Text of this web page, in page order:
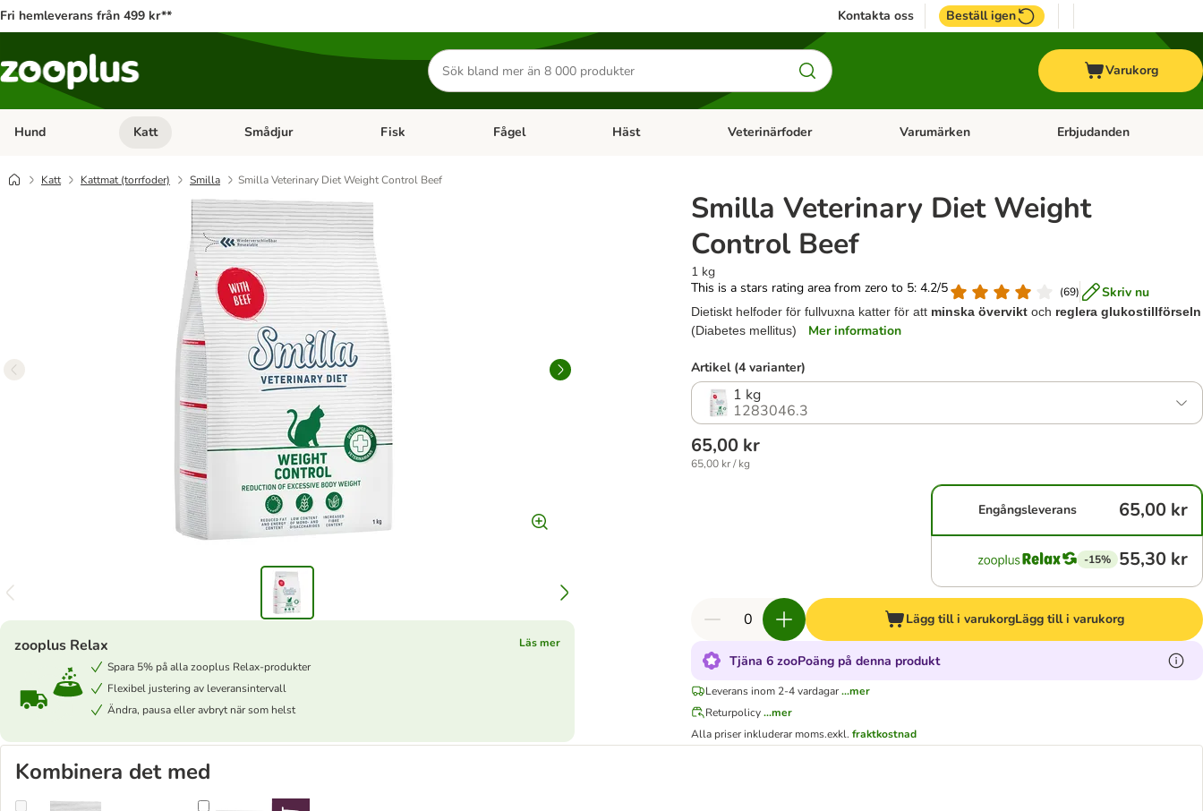
Fri hemleverans från 499 kr** Kontakta oss Beställ igen
Sök
efter
produkter
Varukorg
Hund Open category menu: Hund
Katt Open category menu: Katt
Smådjur Open category menu: Smådjur
Fisk Open category menu: Fisk
Fågel Open category menu: Fågel
Häst Open category menu: Häst
Veterinärfoder Open category menu: Veterinärfoder
Varumärken Open category menu:
Erbjudanden
Katt Kattmat (torrfoder) Smilla Smilla Veterinary Diet Weight Control Beef
Smilla Veterinary Diet Weight
Control Beef
1 kg
This is a stars rating area from zero to 5: 4.2/5
(69) Skriv nu
Dietiskt helfoder för fullvuxna katter för att minska överviktoch reglera glukostillförseln
(Diabetes mellitus)
Mer information
zooplus Relax
Läs mer
Spara 5% på alla zooplus Relax-produkter
Flexibel justering av leveransintervall
Ändra, pausa eller avbryt när som helst
Artikel (4 varianter)
1 kg
1283046.3
65,00 kr
65,00 kr / kg
Engångsleverans 65,00 kr
-15% 55,30 kr
Lägg till i varukorgLägg till i varukorg
Tjäna 6 zooPoäng på denna produkt
Leverans inom 2-4 vardagar ...mer
Returpolicy ...mer
Alla priser inkluderar moms.exkl.fraktkostnad
Kombinera det med